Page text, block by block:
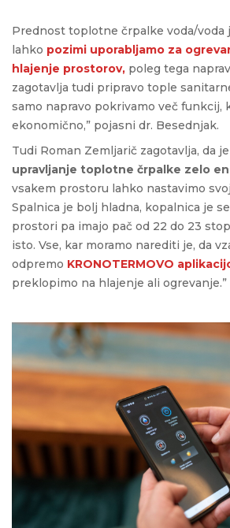
Prednost toplotne črpalke voda/voda
lahko pozimi uporabljamo za
hlajenje prostorov, poleg tega
zagotavlja tudi pripravo tople
samo napravo pokrivamo več funkcij,
ekonomično,” pojasni dr. Besednjak.
Tudi Roman Zemljarič zagotavlja, da je
upravljanje toplotne črpalke zelo
vsakem prostoru lahko nastavimo
Spalnica je bolj hladna, kopalnica je
prostori pa imajo pač od 22 do 23
isto. Vse, kar moramo narediti je, da
odpremo KRONOTERMOVO
preklopimo na hlajenje ali ogrevanje.”